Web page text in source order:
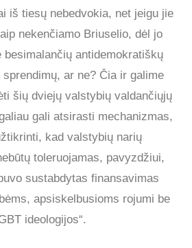
iš tiesų nebedvokia, net jeigu jie
nekenčiamo Briuselio, dėl jo
antidemokratiškų
ar ne? Čia ir galime
šių dviejų valstybių valdančiųjų
gali atsirasti mechanizmas,
kad valstybių narių
toleruojamas, pavyzdžiui,
sustabdytas finansavimas
apsiskelbusioms rojumi be
ideologijos“.